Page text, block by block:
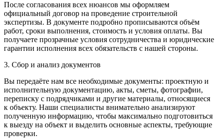
После согласования всех нюансов мы оформляем
официальный договор на проведение строительной
экспертизы. В документе подробно прописываются объём
работ, сроки выполнения, стоимость и условия оплаты. Вы
получаете прозрачные условия сотрудничества и юридические
гарантии исполнения всех обязательств с нашей стороны.
3. Сбор и анализ документов
Вы передаёте нам все необходимые документы: проектную и
исполнительную документацию, акты, сметы, фотографии,
переписку с подрядчиками и другие материалы, относящиеся
к объекту. Наши специалисты внимательно анализируют
полученную информацию, чтобы максимально подготовиться
к выезду на объект и выделить основные аспекты, требующие
проверки.